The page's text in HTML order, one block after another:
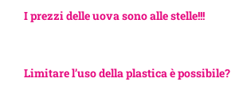
I prezzi delle uova sono alle stelle!!!
Limitare l’uso della plastica è possibile?